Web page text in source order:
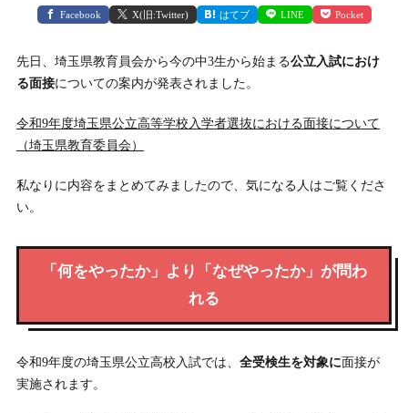
Facebook X(旧:Twitter) はてブ LINE Pocket
先日、埼玉県教育員会から今の中3生から始まる公立入試におけ
る面接についての案内が発表されました。
令和9年度埼玉県公立高等学校入学者選抜における面接について
（埼玉県教育委員会）
私なりに内容をまとめてみましたので、気になる人はご覧くださ
い。
「何をやったか」より「なぜやったか」が問わ
れる
令和9年度の埼玉県公立高校入試では、 全受検生を対象に面接が
実施されます。